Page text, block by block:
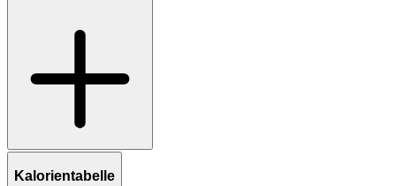
Kalorientabelle